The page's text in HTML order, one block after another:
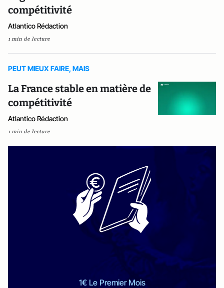
compétitivité
Atlantico Rédaction
1 min de lecture
PEUT MIEUX FAIRE, MAIS
La France stable en matière de
compétitivité
Atlantico Rédaction
1 min de lecture
1€ Le Premier Mois